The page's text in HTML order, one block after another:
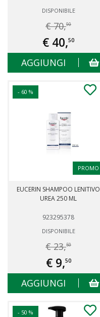
DISPONIBILE
€ 70,90
€ 40,50
AGGIUNGI
- 60 %
PROMO
EUCERIN SHAMPOO LENITIVO
UREA 250 ML
923295378
DISPONIBILE
€ 23,50
€ 9,50
AGGIUNGI
- 50 %